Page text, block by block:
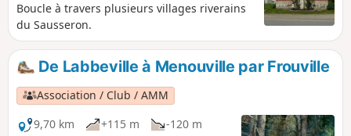
Boucle à travers plusieurs villages riverains
du Sausseron.
De Labbeville à Menouville par Frouville
Association / Club / AMM
9,70 km
+115 m
-120 m